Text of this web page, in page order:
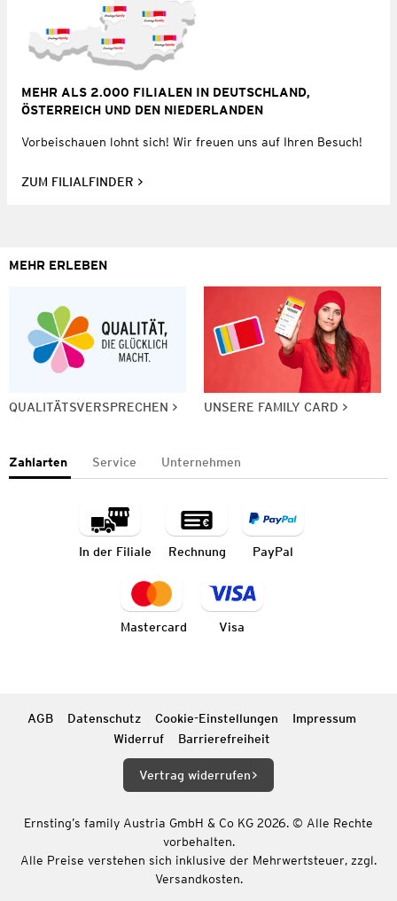
MEHR ALS 2.000 FILIALEN IN DEUTSCHLAND,
ÖSTERREICH UND DEN NIEDERLANDEN
Vorbeischauen lohnt sich! Wir freuen uns auf Ihren Besuch!
ZUM FILIALFINDER
MEHR ERLEBEN
QUALITÄTSVERSPRECHEN UNSERE FAMILY CARD
Zahlarten Service Unternehmen
In der Filiale Rechnung PayPal
Mastercard Visa
AGB Datenschutz Cookie-Einstellungen
Impressum
Widerruf
Barrierefreiheit
Vertrag widerrufen
Ernsting’s family Austria GmbH & Co KG 2026. © Alle Rechte
vorbehalten.
Alle Preise verstehen sich inklusive der Mehrwertsteuer, zzgl.
Versandkosten.